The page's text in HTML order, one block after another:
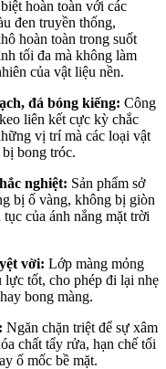
hoàn toàn với các
đen truyền thống,
hoàn toàn trong suốt
tối đa mà không làm
của vật liệu nền.
đá bóng kiếng: Công
liên kết cực kỳ chắc
vị trí mà các loại vật
bong tróc.
nghiệt: Sản phẩm sở
bị ố vàng, không bị giòn
của ánh nắng mặt trời
vời: Lớp màng mỏng
lực tốt, cho phép đi lại nhẹ
bong màng.
Ngăn chặn triệt để sự xâm
chất tẩy rửa, hạn chế tối
ố mốc bề mặt.